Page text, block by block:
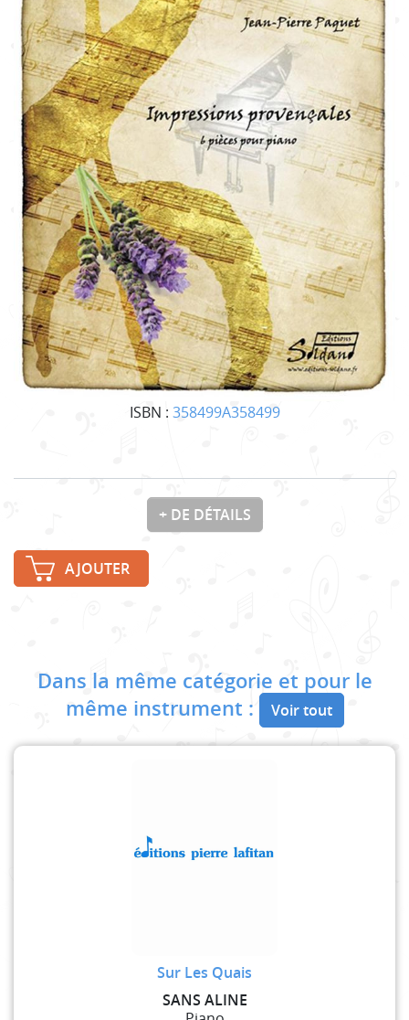
ISBN : 358499A358499
+ DE DÉTAILS
AJOUTER
Dans la même catégorie et pour le
même instrument :
Voir tout
Sur Les Quais
SANS ALINE